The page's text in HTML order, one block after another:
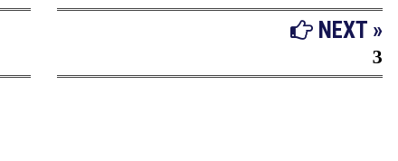
NEXT »
3